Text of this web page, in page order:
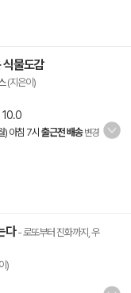
식물도감
(지은이)
10.0
) 아침 7시 출근전 배송 변경
다- 로또부터 진화까지, 우
)